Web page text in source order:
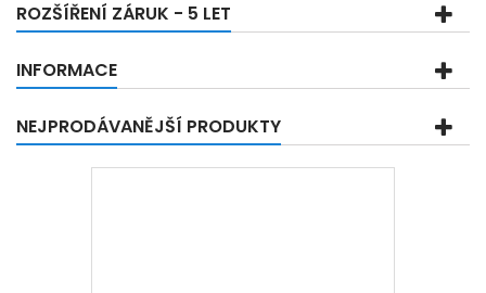
ROZŠÍŘENÍ ZÁRUK - 5 LET
INFORMACE
NEJPRODÁVANĚJŠÍ PRODUKTY